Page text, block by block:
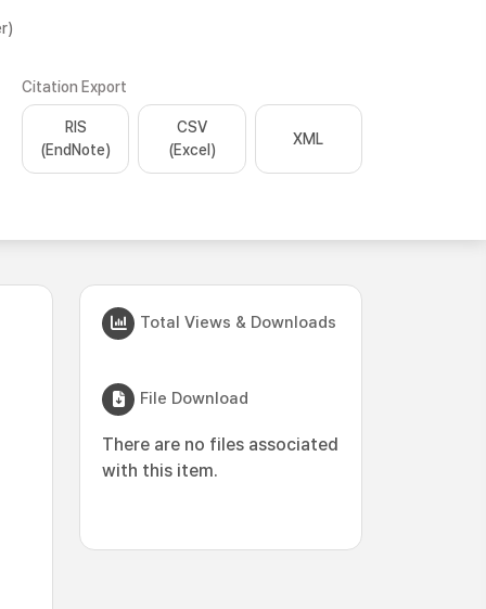
Citation Export
RIS
(EndNote)
CSV
(Excel)
XML
Total Views & Downloads
File Download
There are no files associated
with this item.